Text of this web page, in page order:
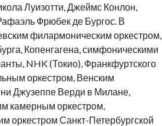
Луизотти, Джеймс Конлон,
Фрюбек де Бургос. В
филармоническим оркестром,
Копенгагена, симфоническими
NHK (Токио), Франкфуртского
оркестром, Венским
Джузеппе Верди в Милане,
камерным оркестром,
оркестром Санкт-Петербургской